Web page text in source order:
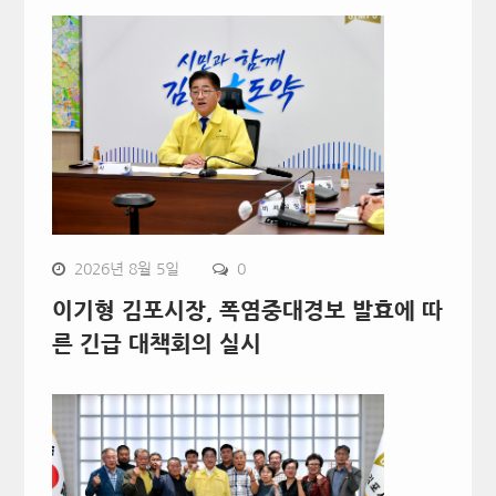
2026년 8월 5일 0
이기형 김포시장, 폭염중대경보 발효에 따
른 긴급 대책회의 실시